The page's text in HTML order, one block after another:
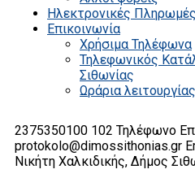
Ηλεκτρονικές Πληρωμές
Επικοινωνία
Χρήσιμα Τηλέφωνα
Τηλεφωνικός
Σιθωνίας
Ωράρια
2375350100 102 Τηλέφωνο
protokolo@dimossithonias.gr
Νικήτη Χαλκιδικής, Δήμος